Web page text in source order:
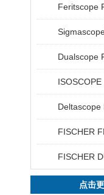
Feritscope
Dualscope
Deltascope
FISCHER
点击